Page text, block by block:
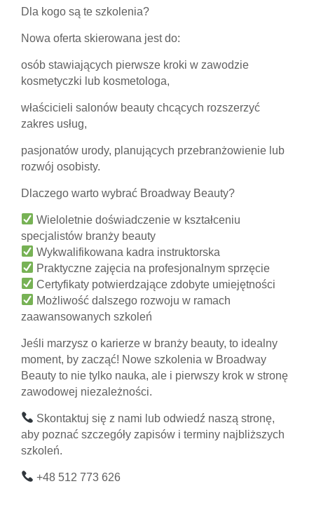
Dla kogo są te szkolenia?
Nowa oferta skierowana jest do:
osób stawiających pierwsze kroki w zawodzie
kosmetyczki lub kosmetologa,
właścicieli salonów beauty chcących rozszerzyć
zakres usług,
pasjonatów urody, planujących przebranżowienie lub
rozwój osobisty.
Dlaczego warto wybrać Broadway Beauty?
Wieloletnie doświadczenie w kształceniu
specjalistów branży beauty
Wykwalifikowana kadra instruktorska
Praktyczne zajęcia na profesjonalnym sprzęcie
Certyfikaty potwierdzające zdobyte umiejętności
Możliwość dalszego rozwoju w ramach
zaawansowanych szkoleń
Jeśli marzysz o karierze w branży beauty, to idealny
moment, by zacząć! Nowe szkolenia w Broadway
Beauty to nie tylko nauka, ale i pierwszy krok w stronę
zawodowej niezależności.
Skontaktuj się z nami lub odwiedź naszą stronę,
aby poznać szczegóły zapisów i terminy najbliższych
szkoleń.
+48 512 773 626